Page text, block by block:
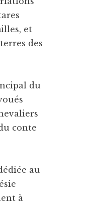
et
des
du
conte
au
à